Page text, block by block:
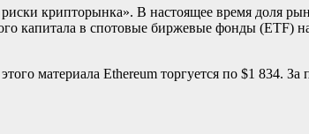
крипторынка». В настоящее время доля
капитала в спотовые биржевые фонды (ETF)
материала Ethereum торгуется по $1 834. За